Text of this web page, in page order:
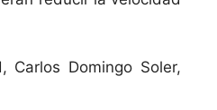
Domingo Soler,